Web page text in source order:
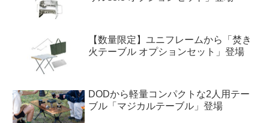
【数量限定】ユニフレームから「焚き
火テーブル オプションセット」登場
DODから軽量コンパクトな2人用テー
ブル「マジカルテーブル」登場